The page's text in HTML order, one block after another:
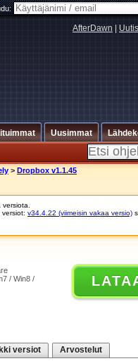
AfterDawn
Uusimmat
> Dropbox v1.1.45
versiot: v34.4.22 (viimeisin vakaa versio)
/ Win8 /
versiot Arvostelut